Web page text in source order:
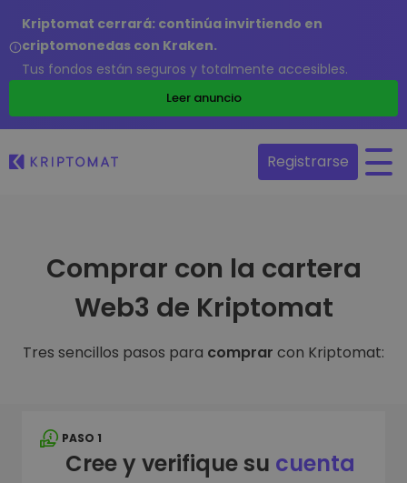
Kriptomat cerrará: continúa invirtiendo en
criptomonedas con Kraken.
Tus fondos están seguros y totalmente accesibles.
Leer anuncio
Registrarse
Comprar con la cartera
Web3 de Kriptomat
Tres sencillos pasos para comprar con Kriptomat:
PASO 1
Cree y verifique su cuenta